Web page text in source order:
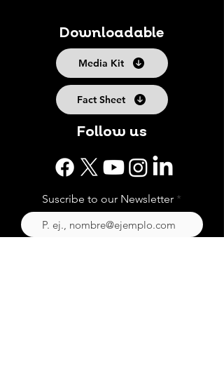
Downloadable
Media Kit
Fact Sheet
Follow us
Suscribe to our Newsletter